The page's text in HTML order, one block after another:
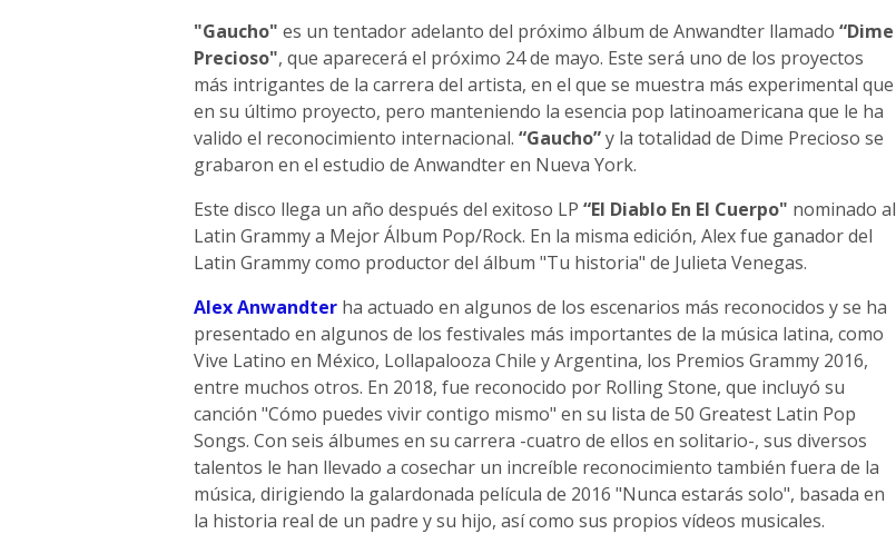
"Gaucho" es un tentador adelanto del próximo álbum de Anwandter llamado “Dime
Precioso", que aparecerá el próximo 24 de mayo. Este será uno de los proyectos
más intrigantes de la carrera del artista, en el que se muestra más experimental que
en su último proyecto, pero manteniendo la esencia pop latinoamericana que le ha
valido el reconocimiento internacional. “Gaucho”y la totalidad de Dime Precioso se
grabaron en el estudio de Anwandter en Nueva York.
Este disco llega un año después del exitoso LP “El Diablo En El Cuerpo" nominado al
Latin Grammy a Mejor Álbum Pop/Rock. En la misma edición, Alex fue ganador del
Latin Grammy como productor del álbum "Tu historia" de Julieta Venegas.
Alex Anwandterha actuado en algunos de los escenarios más reconocidos y se ha
presentado en algunos de los festivales más importantes de la música latina, como
Vive Latino en México, Lollapalooza Chile y Argentina, los Premios Grammy 2016,
entre muchos otros. En 2018, fue reconocido por Rolling Stone, que incluyó su
canción "Cómo puedes vivir contigo mismo" en su lista de 50 Greatest Latin Pop
Songs. Con seis álbumes en su carrera -cuatro de ellos en solitario-, sus diversos
talentos le han llevado a cosechar un increíble reconocimiento también fuera de la
música, dirigiendo la galardonada película de 2016 "Nunca estarás solo", basada en
la historia real de un padre y su hijo, así como sus propios vídeos musicales.